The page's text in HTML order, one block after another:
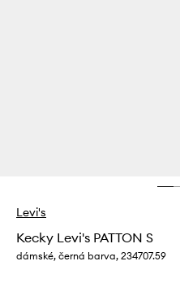
Levi's
Kecky Levi's PATTON S
dámské, černá barva, 234707.59